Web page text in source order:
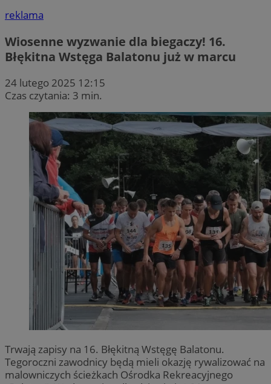
reklama
Wiosenne wyzwanie dla biegaczy! 16.
Błękitna Wstęga Balatonu już w marcu
24 lutego 2025 12:15
Czas czytania: 3 min.
Trwają zapisy na 16. Błękitną Wstęgę Balatonu.
Tegoroczni zawodnicy będą mieli okazję rywalizować na
malowniczych ścieżkach Ośrodka Rekreacyjnego